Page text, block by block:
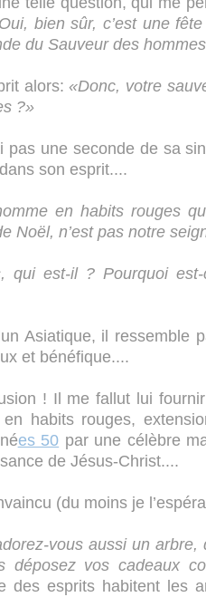
bien sûr, c’est une
du Sauveur des
alors:«Donc, votre
?»
pas une seconde de sa
son esprit....
en habits rouges
Noël, n’est pas notre
qui est-il ? Pourquoi
Asiatique, il ressemble
et bénéfique....
! Il me fallut lui
habits rouges,
es 50 par une célèbre
de Jésus-Christ....
(du moins je
vous aussi un
déposez vos cadeaux
des esprits habitent les